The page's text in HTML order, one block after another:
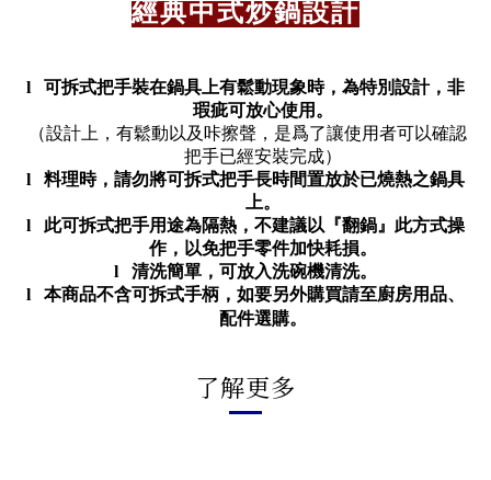
經典中式炒鍋設計
l
可拆式把手裝在鍋具上有鬆動現象時，為特別設計，非
瑕疵可放心使用。
（設計上，有鬆動以及咔擦聲，是爲了讓使用者可以確認
把手已經安裝完成）
l
料理時，請勿將可拆式把手長時間置放於已燒熱之鍋具
上。
l
此可拆式把手用途為隔熱，不建議以『翻鍋』此方式操
作，以免把手零件加快耗損。
l
清洗簡單，可放入洗碗機清洗。
l
本商品不含可拆式手柄，如要另外購買請至廚房用品、
配件選購。
了解更多